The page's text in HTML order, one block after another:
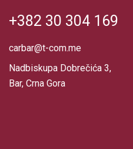
+382 30 304 169
carbar@t-com.me
Nadbiskupa Dobrečića 3,
Bar, Crna Gora